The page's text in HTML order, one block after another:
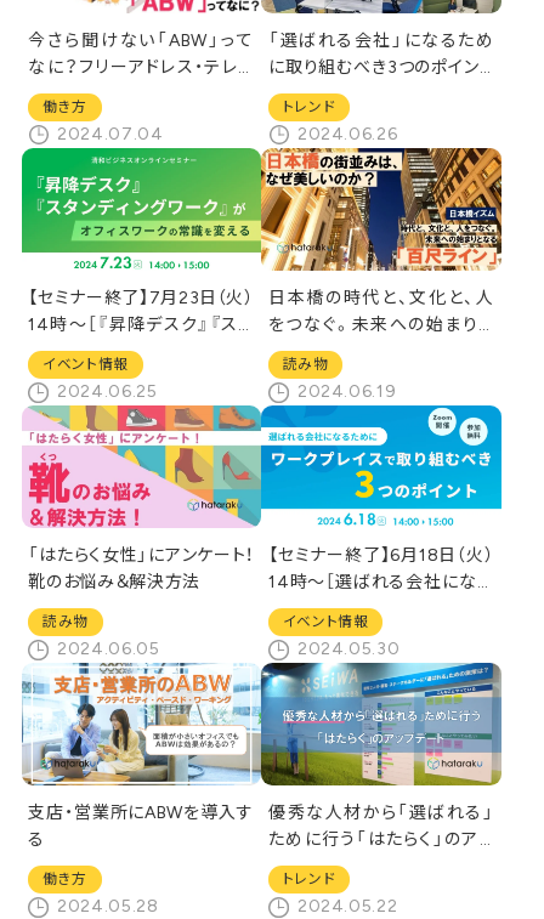
今さら聞けない「ABW」って
なに？フリーアドレス・テレワ
ークと何が違うの？
働き方
2024.07.04
「選ばれる会社」になるため
に取り組むべき3つのポイント
とは？
トレンド
2024.06.26
【セミナー終了】7月23日（火）
14時～［『昇降デスク』『スタ
ンディングワーク』がオフィス
ワークの常識を変える]オンラ
インセミナー
イベント情報
2024.06.25
日本橋の時代と、文化と、人
をつなぐ。未来への始まりと
なる「百尺ライン」
読み物
2024.06.19
「はたらく女性」にアンケート！
靴のお悩み＆解決方法
読み物
2024.06.05
【セミナー終了】6月18日（火）
14時～［選ばれる会社になる
ためにワークプレイスで取り
組むべき3つのポイント]オンラ
インセミナー
イベント情報
2024.05.30
支店・営業所にABWを導入す
る
働き方
2024.05.28
優秀な人材から「選ばれる」
ために行う「はたらく」のアッ
プデート
トレンド
2024.05.22